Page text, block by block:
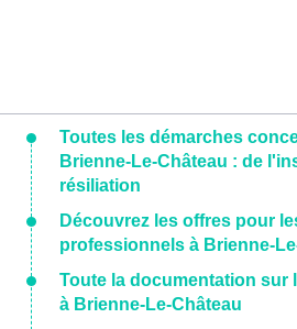
Toutes les démarches
Brienne-Le-Château : de
résiliation
Découvrez les offres pour
professionnels à Brienne-
Toute la documentation sur
à Brienne-Le-Château